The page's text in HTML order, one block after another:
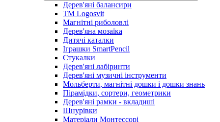
Дерев'яні балансири
TM Logosvit
Магнітні риболовлі
Дерев'яна мозаїка
Дитячі каталки
Іграшки SmartPencil
Стукалки
Дерев'яні лабіринти
Дерев'яні музичні інструменти
Мольберти, магнітні дошки і дошки знань
Пірамідки, сортери, геометрики
Дерев'яні рамки - вкладиші
Шнурівки
Матеріали Монтессорі